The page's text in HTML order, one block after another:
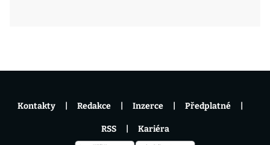
Kontakty Redakce Inzerce Předplatné
RSS Kariéra